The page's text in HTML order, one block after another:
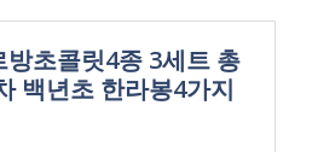
초콜릿4종 3세트 총
백년초 한라봉4가지